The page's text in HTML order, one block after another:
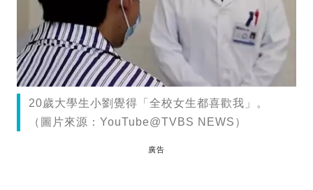
20歲大學生小劉覺得「全校女生都喜歡我」。
（圖片來源：YouTube@TVBS NEWS）
廣告